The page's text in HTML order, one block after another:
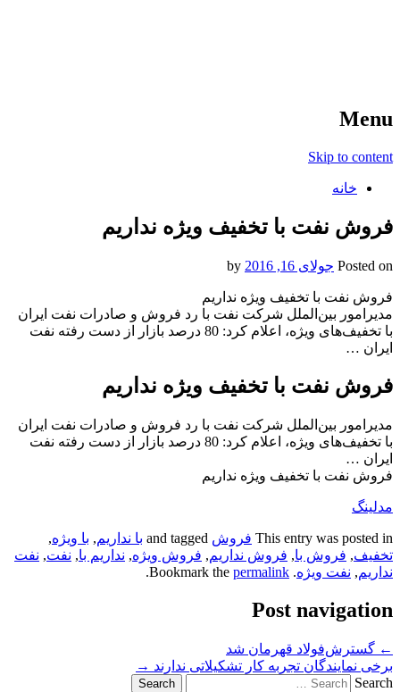
Menu
Skip to content
خانه
فروش نفت با تخفیف ویژه نداریم
Posted on جولای 16, 2016
فروش نفت با تخفیف ویژه نداریم
مدیرامور بین‌الملل شرکت نفت با رد فروش و صادرات نفت ایران
با تخفیف‌های ویژه، اعلام کرد: 80 درصد بازار از دست رفته نفت
ایران …
فروش نفت با تخفیف ویژه نداریم
مدیرامور بین‌الملل شرکت نفت با رد فروش و صادرات نفت ایران
با تخفیف‌های ویژه، اعلام کرد: 80 درصد بازار از دست رفته نفت
ایران …
فروش نفت با تخفیف ویژه نداریم
مدلینگ
This entry was posted in فروش با نداریم, با ویژه,
تخفیف, فروش با, فروش نداریم, فروش ویژه, نداریم با, نفت, نفت
نداریم, نفت ویژه. Bookmark the
permalink
.
Post navigation
← گسترش‌فولاد قهرمان شد
برخی نمایندگان تجربه کار تشکیلاتی ندارند →
Search